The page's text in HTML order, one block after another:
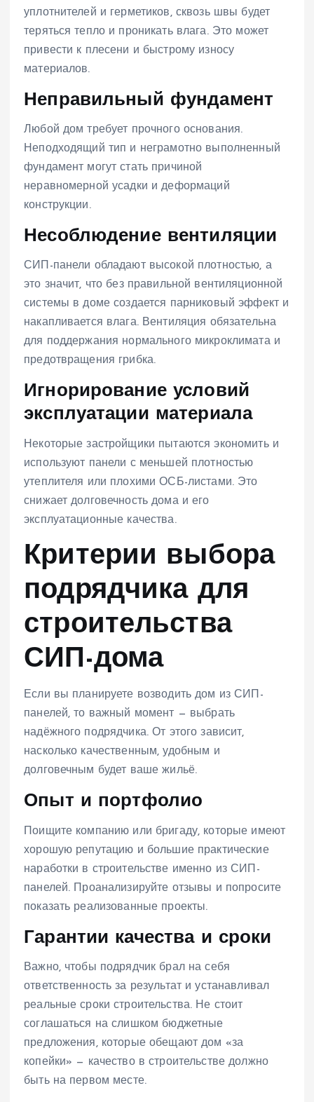
уплотнителей и герметиков, сквозь швы будет
теряться тепло и проникать влага. Это может
привести к плесени и быстрому износу
материалов.
Неправильный фундамент
Любой дом требует прочного основания.
Неподходящий тип и неграмотно выполненный
фундамент могут стать причиной
неравномерной усадки и деформаций
конструкции.
Несоблюдение вентиляции
СИП-панели обладают высокой плотностью, а
это значит, что без правильной вентиляционной
системы в доме создается парниковый эффект и
накапливается влага. Вентиляция обязательна
для поддержания нормального микроклимата и
предотвращения грибка.
Игнорирование условий
эксплуатации материала
Некоторые застройщики пытаются экономить и
используют панели с меньшей плотностью
утеплителя или плохими ОСБ-листами. Это
снижает долговечность дома и его
эксплуатационные качества.
Критерии выбора
подрядчика для
строительства
СИП-дома
Если вы планируете возводить дом из СИП-
панелей, то важный момент — выбрать
надёжного подрядчика. От этого зависит,
насколько качественным, удобным и
долговечным будет ваше жильё.
Опыт и портфолио
Поищите компанию или бригаду, которые имеют
хорошую репутацию и большие практические
наработки в строительстве именно из СИП-
панелей. Проанализируйте отзывы и попросите
показать реализованные проекты.
Гарантии качества и сроки
Важно, чтобы подрядчик брал на себя
ответственность за результат и устанавливал
реальные сроки строительства. Не стоит
соглашаться на слишком бюджетные
предложения, которые обещают дом «за
копейки» — качество в строительстве должно
быть на первом месте.